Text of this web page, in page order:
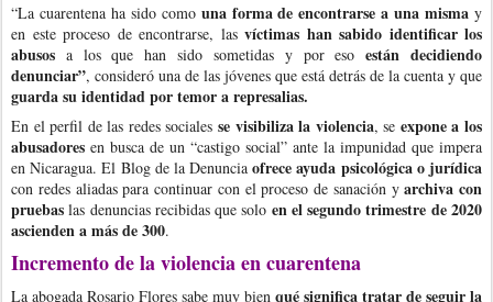
“La cuarentena ha sido como una forma de encontrarse a una misma y
en este proceso de encontrarse, las víctimas han sabido identificar los
abusos a los que han sido sometidas y por esoestán decidiendo
denunciar”, consideró una de las jóvenes que está detrás de la cuenta y que
guarda su identidad por temor a represalias.
En el perfil de las redes sociales se visibiliza la violencia, se expone a los
abusadores en busca de un “castigo social” ante la impunidad que impera
en Nicaragua. El Blog de la Denunciaofrece ayuda psicológica o jurídica
con redes aliadas para continuar con el proceso de sanación yarchiva con
pruebas las denuncias recibidas que solo en el segundo trimestre de 2020
ascienden a más de 300.
Incremento de la violencia en cuarentena
La abogada Rosario Flores sabe muy bien qué significa tratar de seguir la